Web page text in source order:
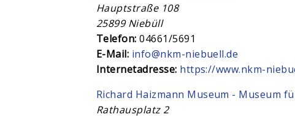
Hauptstraße 108
25899 Niebüll
Telefon:04661/5691
E-Mail: info@nkm-niebuell.de
Internetadresse: https://www.nkm-
Richard Haizmann Museum - Museum
Rathausplatz 2